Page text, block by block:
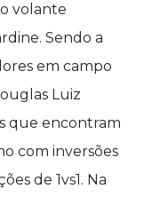
volante
Sendo a
em campo
Luiz
que encontram
com inversões
de 1vs1. Na